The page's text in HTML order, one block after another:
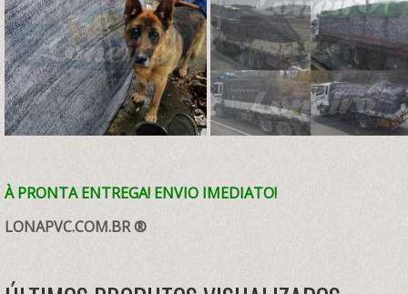
À PRONTA ENTREGA! ENVIO IMEDIATO!
LONAPVC.COM.BR ®